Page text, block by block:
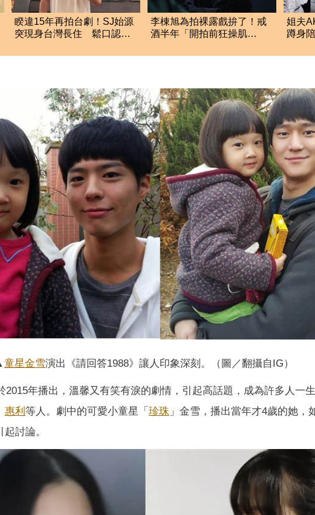
睽違15年再拍台劇！SJ始源
突現身台灣長住 鬆口認了
李棟旭為拍裸露戲拚了！戒
酒半年「開拍前狂操肌
姐夫
蹲身
童星金雪演出《請回答1988》讓人印象深刻。（圖／翻攝自IG）
2015年播出，溫馨又有笑有淚的劇情，引起高話題，成為許多人一
惠利 等人。劇中的可愛小童星「 珍珠 」金雪，播出當年才4歲的她，
討論。